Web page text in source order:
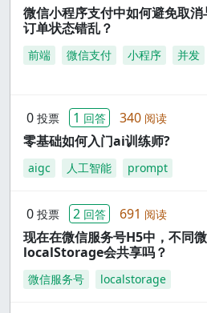
微信小程序支付中如何避免取
订单状态错乱？
前端 微信支付 小程序 并发
0 投票 1 回答 340 阅读
零基础如何入门ai训练师?
aigc 人工智能 prompt
0 投票 2 回答 691 阅读
现在在微信服务号H5中，不同
localStorage会共享吗？
微信服务号 localstorage